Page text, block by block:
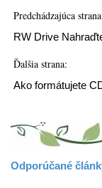
Predchádzajúca
RW Drive
Ďalšia strana:
Ako formátujete
Odporúčané